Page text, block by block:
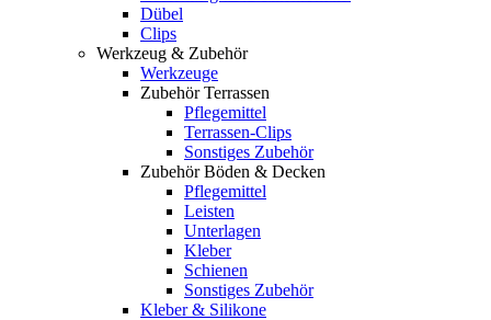
Dübel
Clips
Werkzeug & Zubehör
Werkzeuge
Zubehör Terrassen
Pflegemittel
Terrassen-Clips
Sonstiges Zubehör
Zubehör Böden & Decken
Pflegemittel
Leisten
Unterlagen
Kleber
Schienen
Sonstiges Zubehör
Kleber & Silikone